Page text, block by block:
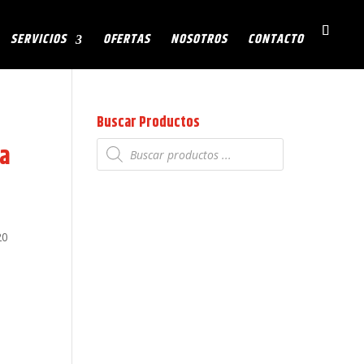
SERVICIOS OFERTAS NOSOTROS CONTACTO
Buscar Productos
Búsqueda
de
productos